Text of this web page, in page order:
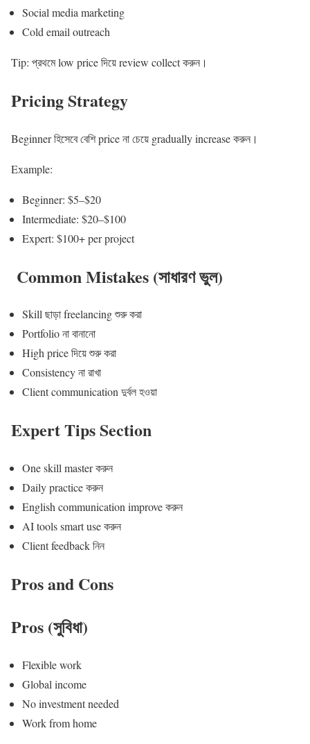
Social media marketing
Cold email outreach
Tip: প্রথমে low price দিয়ে review collect করুন।
Pricing Strategy
Beginner হিসেবে বেশি price না চেয়ে gradually increase করুন।
Example:
Beginner: $5–$20
Intermediate: $20–$100
Expert: $100+ per project
Common Mistakes (সাধারণ ভুল)
Skill ছাড়া freelancing শুরু করা
Portfolio না বানানো
High price দিয়ে শুরু করা
Consistency না রাখা
Client communication দুর্বল হওয়া
Expert Tips Section
One skill master করুন
Daily practice করুন
English communication improve করুন
AI tools smart use করুন
Client feedback নিন
Pros and Cons
Pros (সুবিধা)
Flexible work
Global income
No investment needed
Work from home